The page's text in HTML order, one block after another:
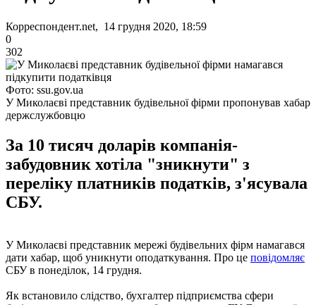
Корреспондент.net, 14 грудня 2020, 18:59
0
302
Фото: ssu.gov.ua
У Миколаєві представник будівельної фірми пропонував хабар
держслужбовцю
За 10 тисяч доларів компанія-
забудовник хотіла "зникнути" з
переліку платників податків, з'ясувала
СБУ.
У Миколаєві представник мережі будівельних фірм намагався
дати хабар, щоб уникнути оподаткування. Про це повідомляє
СБУ в понеділок, 14 грудня.
Як встановило слідство, бухгалтер підприємства сфери